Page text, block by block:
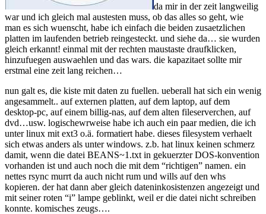
da mir in der zeit langweilig
war und ich gleich mal austesten muss, ob das alles so geht, wie
man es sich wuenscht, habe ich einfach die beiden zusaetzlichen
platten im laufenden betrieb reingesteckt. und siehe da… sie wurden
gleich erkannt! einmal mit der rechten maustaste draufklicken,
hinzufuegen auswaehlen und das wars. die kapazitaet sollte mir
erstmal eine zeit lang reichen…
nun galt es, die kiste mit daten zu fuellen. ueberall hat sich ein wenig
angesammelt.. auf externen platten, auf dem laptop, auf dem
desktop-pc, auf einem billig-nas, auf dem alten fileserverchen, auf
dvd…usw. logischewrweise habe ich auch ein paar medien, die ich
unter linux mit ext3 o.ä. formatiert habe. dieses filesystem verhaelt
sich etwas anders als unter windows. z.b. hat linux keinen schmerz
damit, wenn die datei BEANS~1.txt in gekuerzter DOS-konvention
vorhanden ist und auch noch die mit dem “richtigen” namen. ein
nettes rsync murrt da auch nicht rum und wills auf den whs
kopieren. der hat dann aber gleich dateninkosistenzen angezeigt und
mit seiner roten “i” lampe geblinkt, weil er die datei nicht schreiben
konnte. komisches zeugs….